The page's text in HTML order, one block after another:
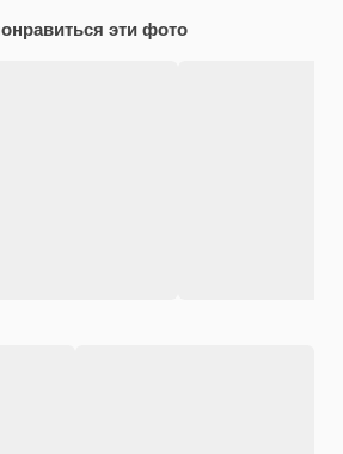
эти фото